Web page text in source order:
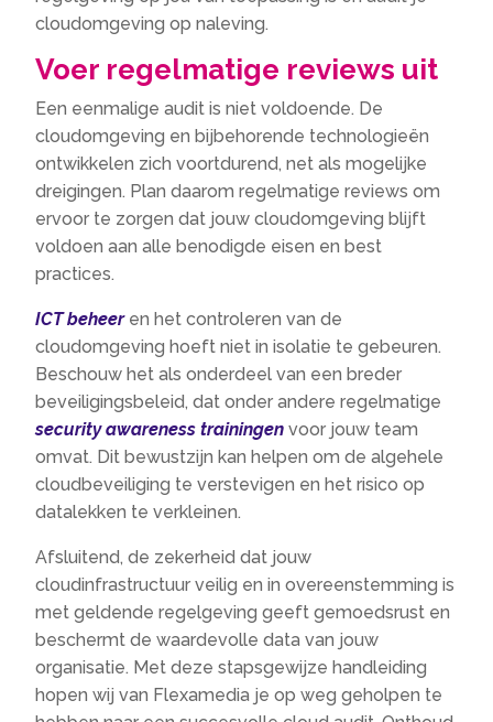
cloudomgeving op naleving.
Voer regelmatige reviews uit
Een eenmalige audit is niet voldoende. De
cloudomgeving en bijbehorende technologieën
ontwikkelen zich voortdurend, net als mogelijke
dreigingen. Plan daarom regelmatige reviews om
ervoor te zorgen dat jouw cloudomgeving blijft
voldoen aan alle benodigde eisen en best
practices.
ICT beheeren het controleren van de
cloudomgeving hoeft niet in isolatie te gebeuren.
Beschouw het als onderdeel van een breder
beveiligingsbeleid, dat onder andere regelmatige
security awareness trainingen voor jouw team
omvat. Dit bewustzijn kan helpen om de algehele
cloudbeveiliging te verstevigen en het risico op
datalekken te verkleinen.
Afsluitend, de zekerheid dat jouw
cloudinfrastructuur veilig en in overeenstemming is
met geldende regelgeving geeft gemoedsrust en
beschermt de waardevolle data van jouw
organisatie. Met deze stapsgewijze handleiding
hopen wij van Flexamedia je op weg geholpen te